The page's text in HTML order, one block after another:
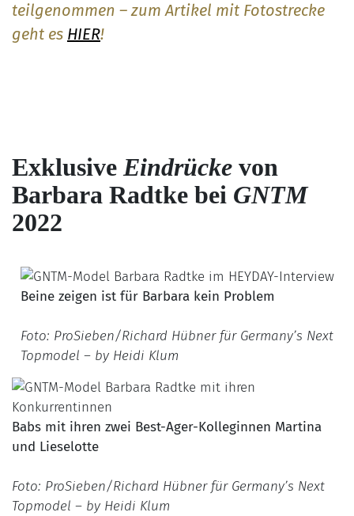
teilgenommen – zum Artikel mit Fotostrecke
geht es HIER!
Exklusive Eindrücke von
Barbara Radtke bei GNTM
2022
Beine zeigen ist für Barbara kein Problem
Foto: ProSieben/Richard Hübner für Germany’s Next
Topmodel – by Heidi Klum
Babs mit ihren zwei Best-Ager-Kolleginnen Martina
und Lieselotte
Foto: ProSieben/Richard Hübner für Germany’s Next
Topmodel – by Heidi Klum